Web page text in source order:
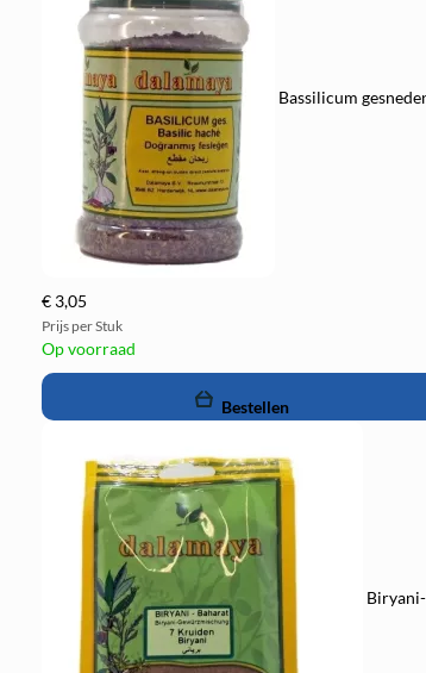
Bassilicum
€ 3,05
Prijs per Stuk
Op voorraad
Bestellen